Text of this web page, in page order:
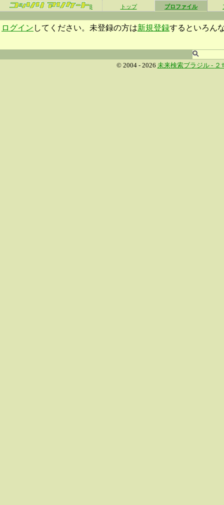
β トップ プロファイル
ログイン してください。未登録の方は新規登録するといろん
© 2004 - 2026 未来検索ブラジル - ２